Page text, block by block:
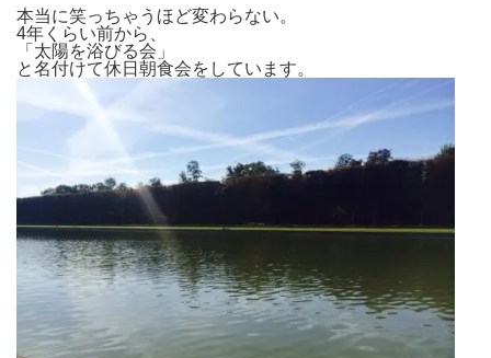
本当に笑っちゃうほど変わらない。
4年くらい前から、
「太陽を浴びる会」
と名付けて休日朝食会をしています。